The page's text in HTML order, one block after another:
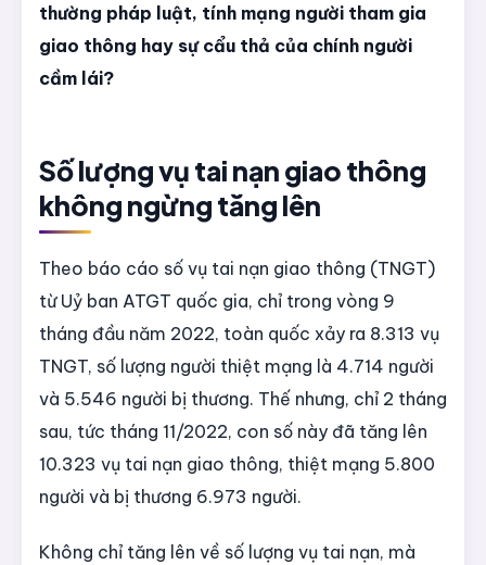
thường pháp luật, tính mạng người tham gia
giao thông hay sự cẩu thả của chính người
cầm lái?
Số lượng vụ tai nạn giao thông
không ngừng tăng lên
Theo báo cáo số vụ tai nạn giao thông (TNGT)
từ Uỷ ban ATGT quốc gia, chỉ trong vòng 9
tháng đầu năm 2022, toàn quốc xảy ra 8.313 vụ
TNGT, số lượng người thiệt mạng là 4.714 người
và 5.546 người bị thương. Thế nhưng, chỉ 2 tháng
sau, tức tháng 11/2022, con số này đã tăng lên
10.323 vụ tai nạn giao thông, thiệt mạng 5.800
người và bị thương 6.973 người.
Không chỉ tăng lên về số lượng vụ tai nạn, mà